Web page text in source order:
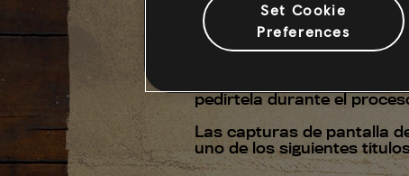
Para participar, los
de Instagram o X (antes
hashtag
pedírtela durante el
Las capturas de pantalla
uno de los siguientes
Set Cookie
Preferences